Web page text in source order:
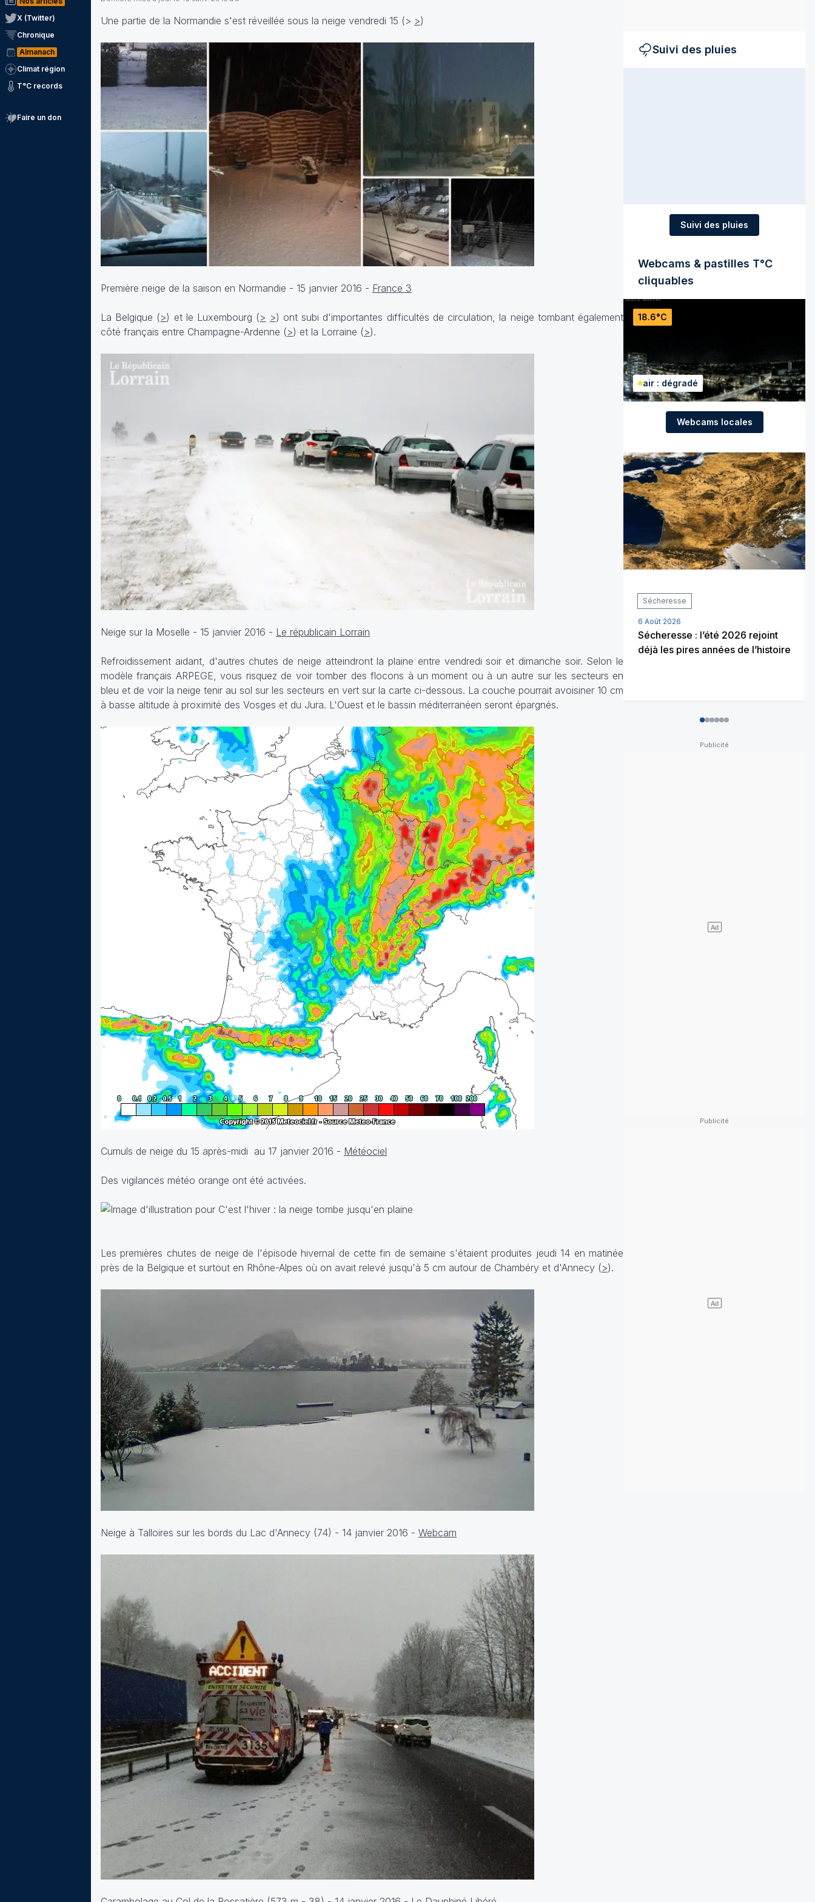
X (Twitter)
Chronique
Almanach
Climat région
T°C records
Faire un don
Une partie de la Normandie s'est réveillée sous la neige vendredi 15 (> >)
Première neige de la saison en Normandie - 15 janvier 2016 - France 3
La Belgique (>) et le Luxembourg (> >) ont subi d'importantes difficultés de circulation, la neige tombant également
côté français entre Champagne-Ardenne (>) et la Lorraine (>).
Neige sur la Moselle - 15 janvier 2016 - Le républicain Lorrain
Refroidissement aidant, d'autres chutes de neige atteindront la plaine entre vendredi soir et dimanche soir. Selon le
modèle français ARPEGE, vous risquez de voir tomber des flocons à un moment ou à un autre sur les secteurs en
bleu et de voir la neige tenir au sol sur les secteurs en vert sur la carte ci-dessous. La couche pourrait avoisiner 10 cm
à basse altitude à proximité des Vosges et du Jura. L'Ouest et le bassin méditerranéen seront épargnés.
Cumuls de neige du 15 après-midi au 17 janvier 2016 - Météociel
Des vigilances météo orange ont été activées.
Les premières chutes de neige de l'épisode hivernal de cette fin de semaine s'étaient produites jeudi 14 en matinée
près de la Belgique et surtout en Rhône-Alpes où on avait relevé jusqu'à 5 cm autour de Chambéry et d'Annecy (>).
Neige à Talloires sur les bords du Lac d'Annecy (74) - 14 janvier 2016 - Webcam
Suivi des pluies
Suivi des pluies
Webcams & pastilles T°C
cliquables
18.6°C
air : dégradé
Webcams locales
Sécheresse
6 Août 2026
Sécheresse : l’été 2026 rejoint
déjà les pires années de l’histoire
012345